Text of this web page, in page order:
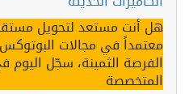
هل أنت مستعد لتحويل
معتمداً في مجالات
الفرصة الثمينة، سجّل اليوم
المتخصصة